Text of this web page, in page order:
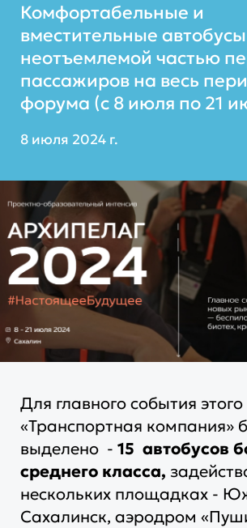
Комфортабельные и
вместительные
неотъемлемой частью
пассажиров на весь
форума (с 8 июля по 21
8 июля 2024 г.
Для главного события
«Транспортная компания»
выделено - 15 автобусов
среднего класса,
нескольких площадках -
Сахалинск, аэродром